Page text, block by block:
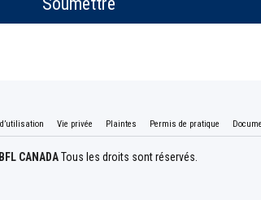
Vie privée Plaintes Permis de pratique
BFL CANADATous les droits sont réservés.